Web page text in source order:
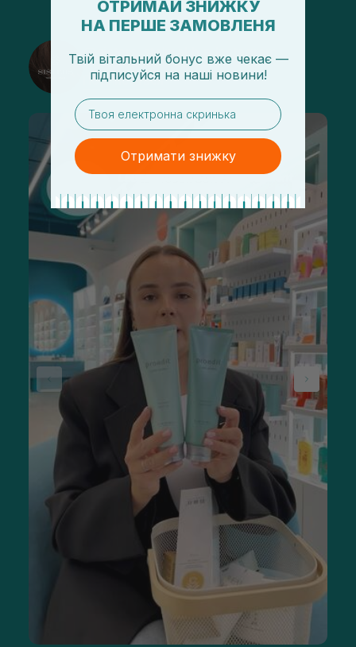
@sisters_stelmakh в Instagram
Подписаться
ОТРИМАЙ ЗНИЖКУ
НА ПЕРШЕ ЗАМОВЛЕНЯ
Твій вітальний бонус вже чекає —
підписуйся на наші новини!
email
Отримати знижку